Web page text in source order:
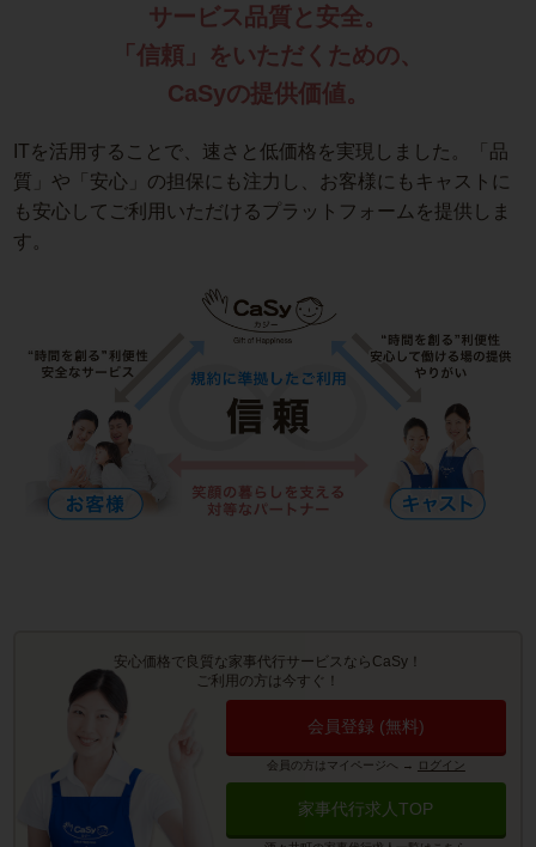
サービス品質と安全。
「信頼」をいただくための、
CaSyの提供価値。
ITを活用することで、速さと低価格を実現しました。「品
質」や「安心」の担保にも注力し、お客様にもキャストに
も安心してご利用いただけるプラットフォームを提供しま
す。
安心価格で良質な家事代行サービスならCaSy！
ご利用の方は今すぐ！
会員登録 (無料)
会員の方はマイページへ → ログイン
家事代行求人TOP